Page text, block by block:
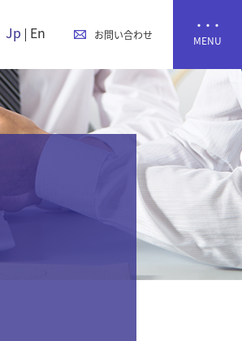
お問い合わせ
Jp En